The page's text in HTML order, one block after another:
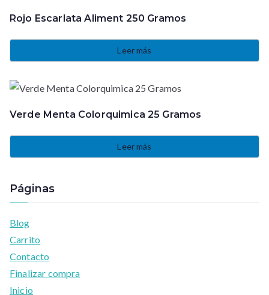
Rojo Escarlata Aliment 250 Gramos
Leer más
Verde Menta Colorquimica 25 Gramos
Leer más
Páginas
Blog
Carrito
Contacto
Finalizar compra
Inicio